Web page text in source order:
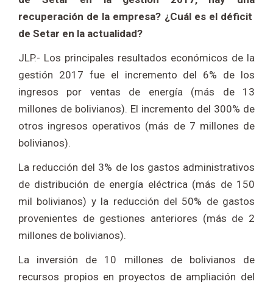
recuperación de la empresa? ¿Cuál es el déficit
de Setar en la actualidad?
JLP.- Los principales resultados económicos de la
gestión 2017 fue el incremento del 6% de los
ingresos por ventas de energía (más de 13
millones de bolivianos). El incremento del 300% de
otros ingresos operativos (más de 7 millones de
bolivianos).
La reducción del 3% de los gastos administrativos
de distribución de energía eléctrica (más de 150
mil bolivianos) y la reducción del 50% de gastos
provenientes de gestiones anteriores (más de 2
millones de bolivianos).
La inversión de 10 millones de bolivianos de
recursos propios en proyectos de ampliación del